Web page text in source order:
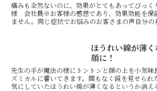
痛みも全然ないのに、効果がとてもあってびっく
様 会社員※お客様の感想であり、効果効能を保
ません。同じ症状でお悩みのお客さまの声自分
ほうれい線が薄
顔に！
先生の手が魔法の様にトントンと顔の上を小気味
ズミカルに響いてきます。間もなく鏡を見せられ
気にしていたほうれい線が薄くなるというか消え